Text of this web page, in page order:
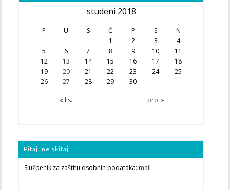
studeni 2018
P U S Č P S N
« lis. pro. »
1 2 3
4
5
6 7 8 9 10
11
12
13 14 15 16 17
18
19
20 21 22 23 24
25
26
27 28 29 30
Pitaj, ne skitaj
Službenik za zaštitu osobnih podataka: mail